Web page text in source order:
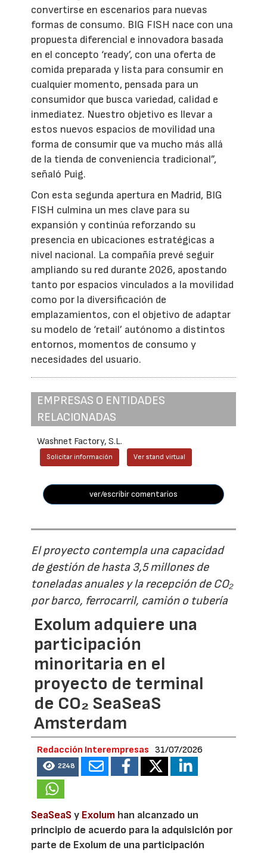
convertirse en escenarios para nuevas
formas de consumo. BIG FISH nace con una
propuesta diferencial e innovadora basada
en el concepto ‘ready’, con una oferta de
comida preparada y lista para consumir en
cualquier momento, pensada para un
consumidor que busca variedad, calidad e
inmediatez. Nuestro objetivo es llevar a
estos nuevos espacios de movilidad una
forma de consumir que va mucho más allá
de la tienda de conveniencia tradicional”,
señaló Puig.
Con esta segunda apertura en Madrid, BIG
FISH culmina un mes clave para su
expansión y continúa reforzando su
presencia en ubicaciones estratégicas a
nivel nacional. La compañía prevé seguir
ampliando su red durante 2026, apostando
tanto por espacios vinculados a la movilidad
como por la diversificación de
emplazamientos, con el objetivo de adaptar
su modelo de ‘retail’ autónomo a distintos
entornos, momentos de consumo y
necesidades del usuario.
EMPRESAS O ENTIDADES
RELACIONADAS
Washnet Factory, S.L.
Solicitar información Ver stand virtual
ver/escribir comentarios
El proyecto contempla una capacidad
de gestión de hasta 3,5 millones de
toneladas anuales y la recepción de CO₂
por barco, ferrocarril, camión o tubería
Exolum adquiere una
participación
minoritaria en el
proyecto de terminal
de CO₂ SeaSeaS
Amsterdam
Redacción Interempresas 31/07/2026
2248
SeaSeaSy Exolum han alcanzado un
principio de acuerdo para la adquisición por
parte de Exolum de una participación